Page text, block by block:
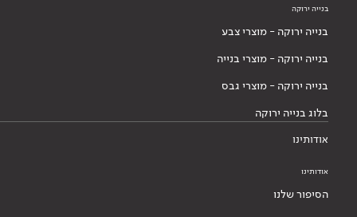
בנייה ירוקה
בנייה ירוקה - מוצרי צבע
בנייה ירוקה - מוצרי בנייה
בנייה ירוקה - מוצרי גבס
בלוג בנייה ירוקה
אודותינו
אודותינו
הסיפור שלנו